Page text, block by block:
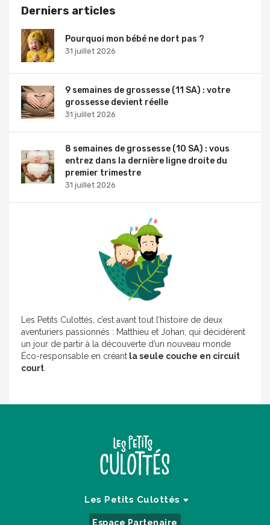
CONTINUER SANS ACCEPTER
Les cookies Culottés !
Derniers articles
Pourquoi mon bébé ne dort pas ?
31 juillet 2026
9 semaines de grossesse (11 SA) : votre
grossesse devient réelle
31 juillet 2026
8 semaines de grossesse (10 SA) : vous
entrez dans la dernière ligne droite du
premier trimestre
31 juillet 2026
Les Petits Culottés, c’est avant tout l’histoire de deux
aventuriers passionnés : Matthieu et Johan, qui décidèrent
un jour de partir à la découverte d’un nouveau monde
Éco-responsable en créant la seule couche en circuit
court
Les Petits Culottés
Espace Partenaire